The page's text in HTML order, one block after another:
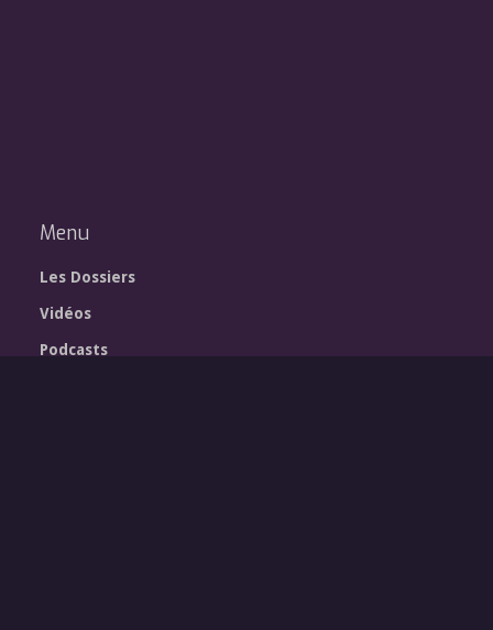
Menu
Les Dossiers
Vidéos
Podcasts